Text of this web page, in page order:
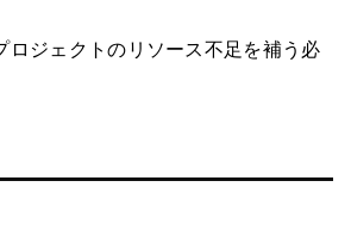
ロジェクトのリソース不足を補う必